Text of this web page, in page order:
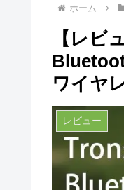
ホーム
【レビ
ワイヤ
レビュー